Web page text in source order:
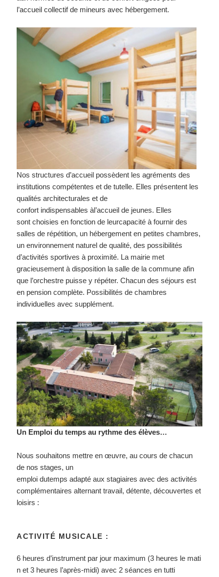
l’accueil collectif de mineurs avec hébergement.
Nos structures d’accueil possèdent les agréments des
institutions compétentes et de tutelle. Elles présentent les
qualités architecturales et de
confort indispensables àl’accueil de jeunes. Elles
sont choisies en fonction de leurcapacité à fournir des
salles de répétition, un hébergement en petites chambres,
un environnement naturel de qualité, des possibilités
d’activités sportives à proximité. La mairie met
gracieusement à disposition la salle de la commune afin
que l’orchestre puisse y répéter. Chacun des séjours est
en pension complète. Possibilités de chambres
individuelles avec supplément.
Un Emploi du temps au rythme des élèves…
Nous souhaitons mettre en œuvre, au cours de chacun
de nos stages, un
emploi dutemps adapté aux stagiaires avec des activités
complémentaires alternant travail, détente, découvertes et
loisirs :
ACTIVITÉ MUSICALE :
6 heures d’instrument par jour maximum (3 heures le mati
n et 3 heures l’après-midi) avec 2 séances en tutti